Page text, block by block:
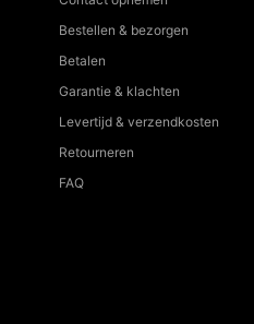
Bestellen & bezorgen
Betalen
Garantie & klachten
Levertijd & verzendkosten
Retourneren
FAQ